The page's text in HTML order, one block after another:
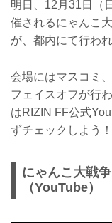
明日、12月31日（
催されるにゃんこ
が、都内にて行われ
会場にはマスコミ
フェイスオフが行
はRIZIN FF公式
ずチェックしよう！
にゃんこ大戦
（YouTube）